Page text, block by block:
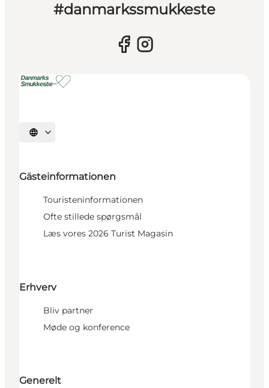
#danmarkssmukkeste
Sprache auswählen
Gästeinformationen
Touristeninformationen
Ofte stillede spørgsmål
Læs vores 2026 Turist Magasin
Erhverv
Bliv partner
Møde og konference
Generelt